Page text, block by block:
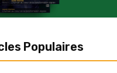
Populaires